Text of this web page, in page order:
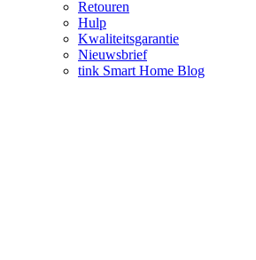
Retouren
Hulp
Kwaliteitsgarantie
Nieuwsbrief
tink Smart Home Blog